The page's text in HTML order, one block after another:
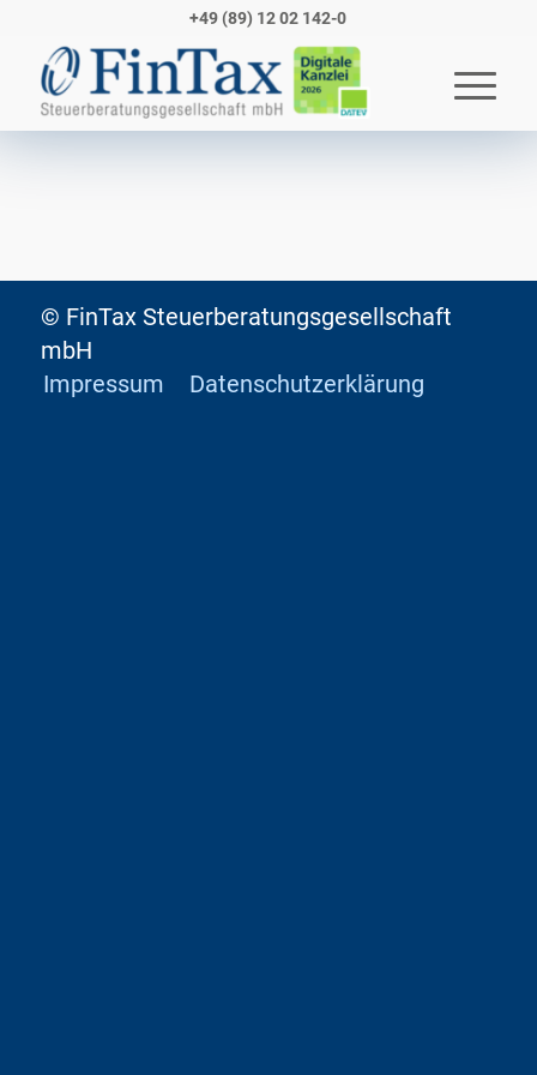
+49 (89) 12 02 142-0
© FinTax Steuerberatungsgesellschaft
mbH
Impressum
Datenschutzerklärung